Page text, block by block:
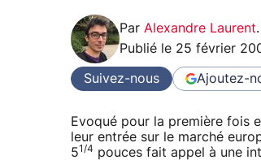
Par Alexandre Laurent.
Publié le 25 février
Suivez-nous Ajoutez-
Evoqué pour la première fois
leur entrée sur le marché
51/4 pouces fait appel à une